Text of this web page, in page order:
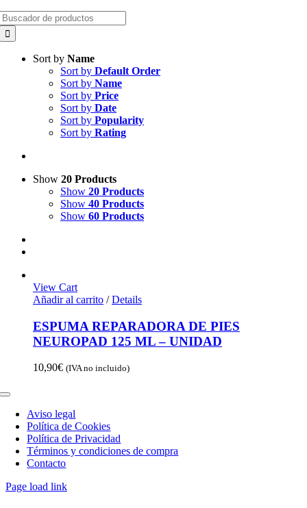
Sort by Name
Sort by Default Order
Sort by Name
Sort by Price
Sort by Date
Sort by Popularity
Sort by Rating
Show 20 Products
Show 20 Products
Show 40 Products
Show 60 Products
View Cart
Añadir al carrito / Details
ESPUMA REPARADORA DE PIES
NEUROPAD 125 ML – UNIDAD
10,90€ (IVA no incluido)
Toggle
NavigationAviso legal
Política de Cookies
Política de Privacidad
Términos y condiciones de compra
Contacto
Page load link